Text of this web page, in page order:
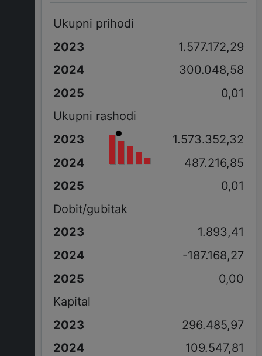
Ukupni prihodi
1.577.172,29
300.048,58
0,01
Ukupni rashodi
1.573.352,32
487.216,85
0,01
Dobit/gubitak
1.893,41
-187.168,27
0,00
Kapital
296.485,97
109.547,81